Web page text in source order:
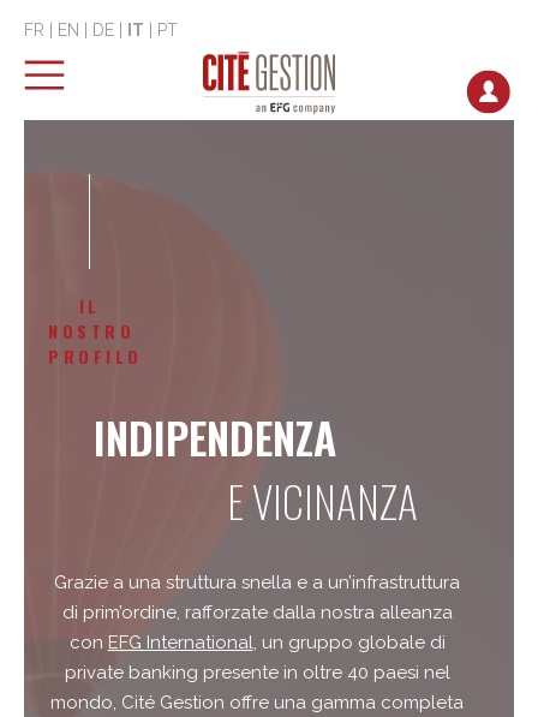
FR EN DE IT PT
IL
NOSTRO
PROFILO
INDIPENDENZA
E VICINANZA
Grazie a una struttura snella e a un’infrastruttura
di prim’ordine, rafforzate dalla nostra alleanza
con EFG International, un gruppo globale di
private banking presente in oltre 40 paesi nel
mondo, Cité Gestion offre una gamma completa